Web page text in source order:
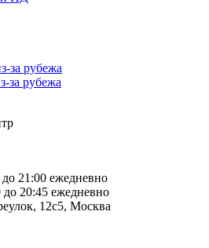
за рубежа
за рубежа
21:00 ежедневно
20:45 ежедневно
12с5, Москва